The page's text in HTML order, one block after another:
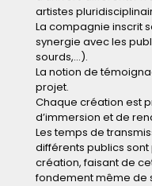
artistes
La compagnie inscrit
synergie avec les
sourds,…).
La notion de
projet.
Chaque création est
d’immersion et de
Les temps de
différents publics
création, faisant de
fondement même de